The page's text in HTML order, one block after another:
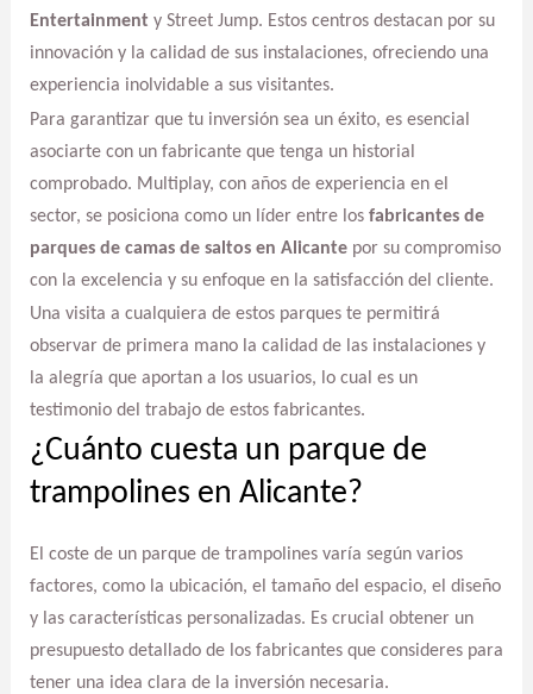
Entertainment y Street Jump. Estos centros destacan por su
innovación y la calidad de sus instalaciones, ofreciendo una
experiencia inolvidable a sus visitantes.
Para garantizar que tu inversión sea un éxito, es esencial
asociarte con un fabricante que tenga un historial
comprobado. Multiplay, con años de experiencia en el
sector, se posiciona como un líder entre los fabricantes de
parques de camas de saltos en Alicantepor su compromiso
con la excelencia y su enfoque en la satisfacción del cliente.
Una visita a cualquiera de estos parques te permitirá
observar de primera mano la calidad de las instalaciones y
la alegría que aportan a los usuarios, lo cual es un
testimonio del trabajo de estos fabricantes.
¿Cuánto cuesta un parque de
trampolines en Alicante?
El coste de un parque de trampolines varía según varios
factores, como la ubicación, el tamaño del espacio, el diseño
y las características personalizadas. Es crucial obtener un
presupuesto detallado de los fabricantes que consideres para
tener una idea clara de la inversión necesaria.